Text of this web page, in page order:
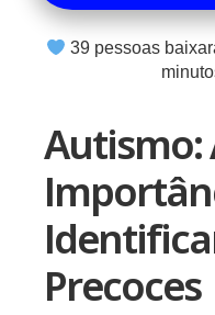
39pessoas
Autismo:
Precoces